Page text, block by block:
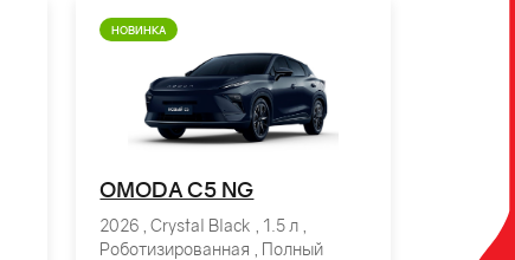
НОВИНКА
OMODA C5 NG
2026 , Crystal Black , 1.5 л ,
Роботизированная , Полный